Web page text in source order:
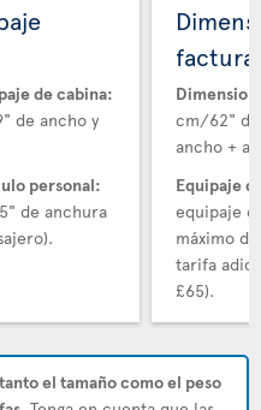
de cabina:
de ancho y
personal:
de anchura
cm/62" de
ancho +
Equipaje
equipaje
máximo
tarifa
£65).
el tamaño como el peso